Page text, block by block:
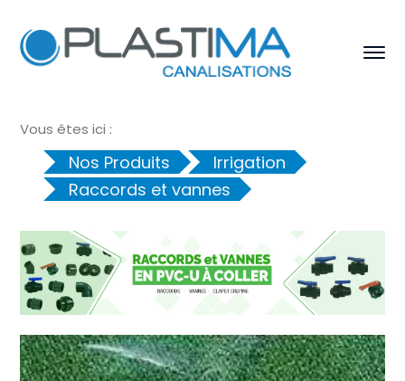
Vous êtes ici :
Nos Produits
Irrigation
Raccords et vannes